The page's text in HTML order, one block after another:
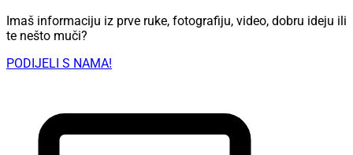
Imaš informaciju iz prve ruke, fotografiju, video, dobru ideju ili
te nešto muči?
PODIJELI S NAMA!